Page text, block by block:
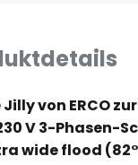
von ERCO
V 3-Phasen-
wide flood